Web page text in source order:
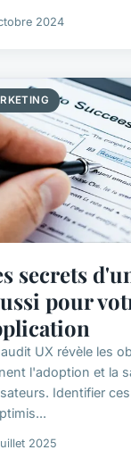
2024
secrets
pour
UX révèle les
l'adoption et la
Identifier
2025